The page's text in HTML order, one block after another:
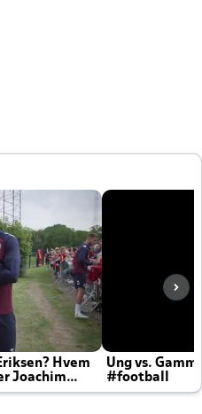
Hvem
Joachim
Ung vs.
#football